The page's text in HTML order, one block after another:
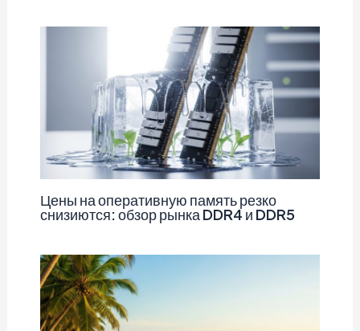
Цены на оперативную память резко
снизиются: обзор рынка DDR4 и DDR5